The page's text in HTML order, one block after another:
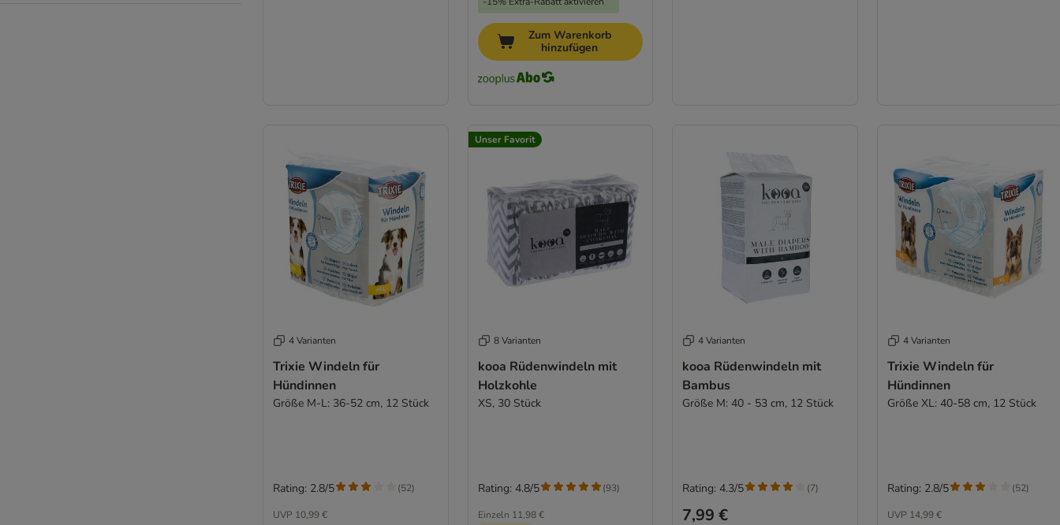
Zum Warenkorb
hinzufügen
4 Varianten
Trixie Windeln für
Hündinnen
Größe M-L: 36-52 cm, 12 Stück
UVP 10,99 €
Rating: 2.8/5 (52)
Unser Favorit
8 Varianten
kooa Rüdenwindeln mit
Holzkohle
XS, 30 Stück
Einzeln 11,98 €
Rating: 4.8/5 (93)
4 Varianten
kooa Rüdenwindeln mit
Bambus
Größe M: 40 - 53 cm, 12 Stück
7,99 €
Rating: 4.3/5 (7)
4 Varianten
Trixie Windeln für
Hündinnen
Größe XL: 40-58 cm, 12 Stück
UVP 14,99 €
Rating: 2.8/5 (52)